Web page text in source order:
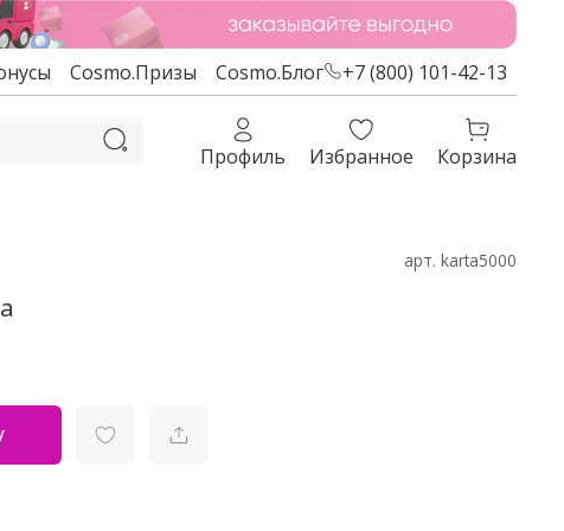
Cosmo.Призы Cosmo.Блог +7 (800) 101-42-13
Профиль Избранное
Корзина
арт. karta5000